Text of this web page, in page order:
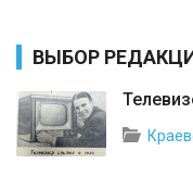
ВЫБОР